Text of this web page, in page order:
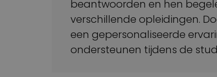
beantwoorden en hen
verschillende opleidingen.
een gepersonaliseerde
ondersteunen tijdens de